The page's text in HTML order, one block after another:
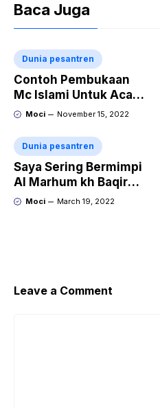
Baca Juga
Dunia pesantren
Contoh Pembukaan
Mc Islami Untuk Acara
Pesantren
Moci November 15, 2022
Dunia pesantren
Saya Sering Bermimpi
Al Marhum kh Baqir
Faruq Allahumma
Moci March 19, 2022
Leave a Comment